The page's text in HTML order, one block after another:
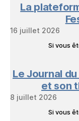
La
16 juillet 2026
Si vous
Le Journal
et son
8 juillet 2026
Si vous